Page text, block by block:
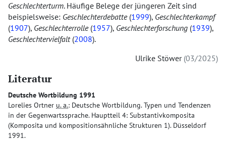
Geschlechterturm. Häufige Belege der jüngeren Zeit sind
beispielsweise: Geschlechterdebatte(1999), Geschlechterkampf
(1907), Geschlechterrolle(1957), Geschlechterforschung (1939),
Geschlechtervielfalt(2008).
Ulrike Stöwer 03/2025
Literatur
Deutsche Wortbildung 1991
Lorelies Ortner u. a.: Deutsche Wortbildung. Typen und Tendenzen
in der Gegenwartssprache. Hauptteil 4: Substantivkomposita
(Komposita und kompositionsähnliche Strukturen 1). Düsseldorf
1991.